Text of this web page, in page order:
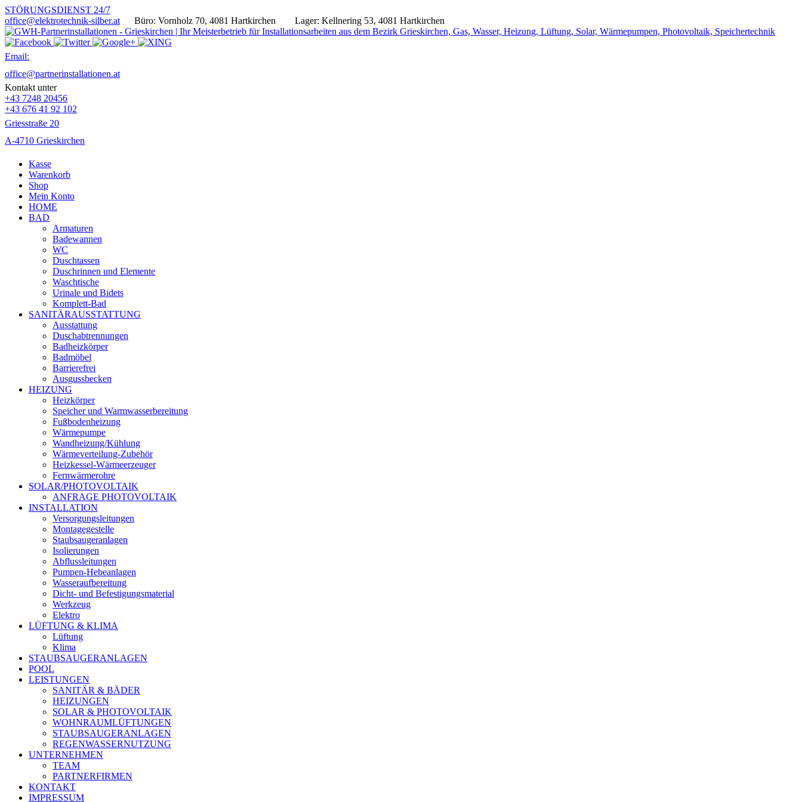
STÖRUNGSDIENST 24/7
office@elektrotechnik-silber.at
Büro: Vornholz 70, 4081 Hartkirchen Lager: Kellnering 53, 4081 Hartkirchen
Email:
office@partnerinstallationen.at
Kontakt unter
+43 7248 20456
+43 676 41 92 102
Griesstraße 20
A-4710 Grieskirchen
Kasse
Warenkorb
Shop
Mein Konto
HOME
BAD
Armaturen
Badewannen
WC
Duschtassen
Duschrinnen und Elemente
Waschtische
Urinale und Bidets
Komplett-Bad
SANITÄRAUSSTATTUNG
Ausstattung
Duschabtrennungen
Badheizkörper
Badmöbel
Barrierefrei
Ausgussbecken
HEIZUNG
Heizkörper
Speicher und Warmwasserbereitung
Fußbodenheizung
Wärmepumpe
Wandheizung/Kühlung
Wärmeverteilung-Zubehör
Heizkessel-Wärmeerzeuger
Fernwärmerohre
SOLAR/PHOTOVOLTAIK
ANFRAGE PHOTOVOLTAIK
INSTALLATION
Versorgungsleitungen
Montagegestelle
Staubsaugeranlagen
Isolierungen
Abflussleitungen
Pumpen-Hebeanlagen
Wasseraufbereitung
Dicht- und Befestigungsmaterial
Werkzeug
Elektro
LÜFTUNG & KLIMA
Lüftung
Klima
STAUBSAUGERANLAGEN
POOL
LEISTUNGEN
SANITÄR & BÄDER
HEIZUNGEN
SOLAR & PHOTOVOLTAIK
WOHNRAUMLÜFTUNGEN
STAUBSAUGERANLAGEN
REGENWASSERNUTZUNG
UNTERNEHMEN
TEAM
PARTNERFIRMEN
KONTAKT
IMPRESSUM